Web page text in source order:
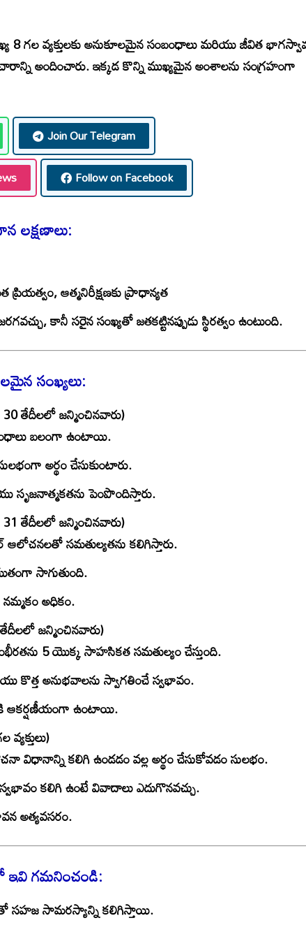
8 గల వ్యక్తులకు అనుకూలమైన సంబంధాలు మరియు జీవిత
అందించారు. ఇక్కడ కొన్ని ముఖ్యమైన అంశాలను సంగ్రహంగా
Join Our Telegram
Follow on Facebook
లక్షణాలు:
ఆత్మనిరీక్షణకు ప్రాధాన్యత
కానీ సరైన సంఖ్యతో జతకట్టినప్పుడు స్థిరత్వం ఉంటుంది.
సంఖ్యలు:
తేదీలలో జన్మించినవారు)
బలంగా ఉంటాయి.
అర్థం చేసుకుంటారు.
సృజనాత్మకతను పెంపొందిస్తారు.
తేదీలలో జన్మించినవారు)
ఆలోచనలతో సమతుల్యతను కలిగిస్తారు.
సాగుతుంది.
అధికం.
జన్మించినవారు)
5 యొక్క సాహసికత సమతుల్యం చేస్తుంది.
కొత్త అనుభవాలను స్వాగతించే స్వభావం.
ఆకర్షణీయంగా ఉంటాయి.
విధానాన్ని కలిగి ఉండడం వల్ల అర్థం చేసుకోవడం సులభం.
కలిగి ఉంటే వివాదాలు ఎదుగొనవచ్చు.
అత్యవసరం.
గమనించండి:
సహజ సామరస్యాన్నికలిగిస్తాయి.